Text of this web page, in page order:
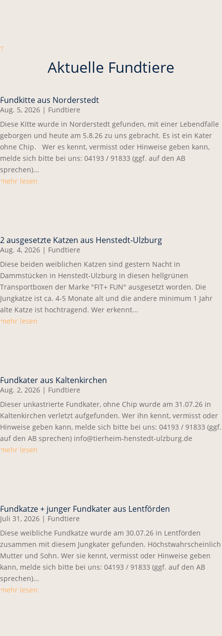
7
Aktuelle Fundtiere
Fundkitte aus Norderstedt
Aug. 5, 2026 | Fundtiere
Diese Kitte wurde in Norderstedt gefunden, mit einer Lebendfalle
geborgen und heute am 5.8.26 zu uns gebracht. Es ist ein Kater
ohne Chip. Wer es kennt, vermisst oder Hinweise geben kann,
melde sich bitte bei uns: 04193 / 91833 (ggf. auf den AB
sprechen)...
mehr lesen
2 ausgesetzte Katzen aus Henstedt-Ulzburg
Aug. 4, 2026 | Fundtiere
Diese beiden weiblichen Katzen sind gestern Nacht in
Dammstücken in Henstedt-Ulzburg in diesen hellgrünen
Transportboxen der Marke "FIT+ FUN" ausgesetzt worden. Die
Jungkatze ist ca. 4-5 Monate alt und die andere minimum 1 Jahr
alte Katze ist hochtragend. Wer erkennt...
mehr lesen
Fundkater aus Kaltenkirchen
Aug. 2, 2026 | Fundtiere
Dieser unkastrierte Fundkater, ohne Chip wurde am 31.07.26 in
Kaltenkirchen verletzt aufgefunden. Wer ihn kennt, vermisst oder
Hinweise geben kann, melde sich bitte bei uns: 04193 / 91833 (ggf.
auf den AB sprechen) info@tierheim-henstedt-ulzburg.de
mehr lesen
Fundkatze + junger Fundkater aus Lentförden
Juli 31, 2026 | Fundtiere
Diese weibliche Fundkatze wurde am 30.07.26 in Lentförden
zusammen mit diesem Jungkater gefunden. Höchstwahrscheinlich
Mutter und Sohn. Wer sie kennt, vermisst oder Hinweise geben
kann, melde sich bitte bei uns: 04193 / 91833 (ggf. auf den AB
sprechen)...
mehr lesen